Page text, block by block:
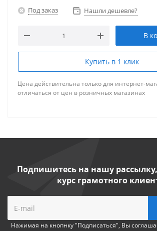
Под заказ Нашли дешевле?
В
Купить в 1 клик
Цена действительна только для интернет-
отличаться от цен в розничных магазинах
Подпишитесь на нашу
курс грамотного
Нажимая на кнопнку "Подписаться", Вы